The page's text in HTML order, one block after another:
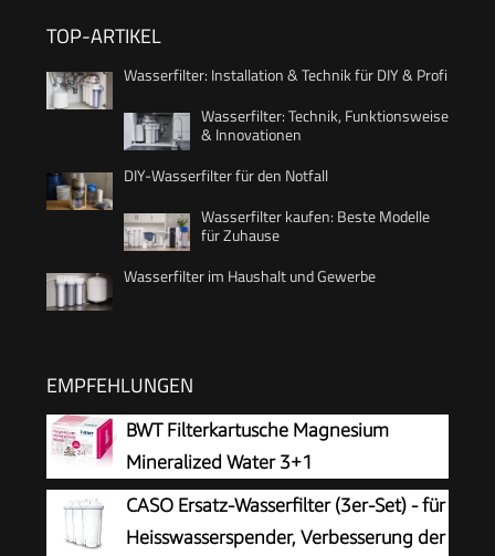
TOP-ARTIKEL
Wasserfilter: Installation & Technik für DIY & Profi
Wasserfilter: Technik, Funktionsweise
& Innovationen
DIY-Wasserfilter für den Notfall
Wasserfilter kaufen: Beste Modelle
für Zuhause
Wasserfilter im Haushalt und Gewerbe
EMPFEHLUNGEN
BWT Filterkartusche Magnesium
Mineralized Water 3+1
CASO Ersatz-Wasserfilter (3er-Set) - für
Heisswasserspender, Verbesserung der